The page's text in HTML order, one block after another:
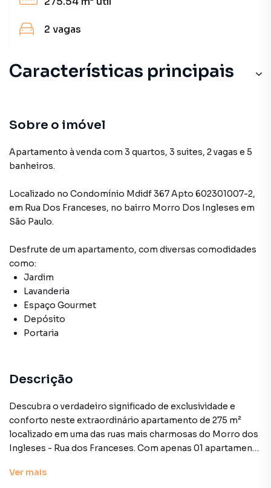
2 vagas
Características principais
Sobre o imóvel
Apartamento à venda com 3 quartos, 3 suites, 2 vagas e 5
banheiros.
Localizado no Condomínio Mdidf 367 Apto 602301007-2,
em Rua Dos Franceses, no bairro Morro Dos Ingleses em
São Paulo.
Desfrute de um apartamento, com diversas comodidades
como:
Jardim
Lavanderia
Espaço Gourmet
Depósito
Portaria
Descrição
Descubra o verdadeiro significado de exclusividade e
conforto neste extraordinário apartamento de 275 m²
localizado em uma das ruas mais charmosas do Morro dos
Ingleses - Rua dos Franceses. Com apenas 01 apartamento
e tranquilidade incomparáveis. 3 Suítes Espetaculares:
Ver mais